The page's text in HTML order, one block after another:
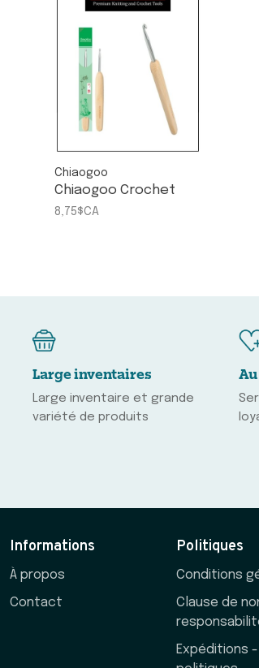
Chiaogoo
Chiaogoo Crochet
8,75$CA
Large inventaires
Large inventaire et grande
variété de produits
Informations
À propos
Contact
Politiques
Conditions
Clause de
Expéditions